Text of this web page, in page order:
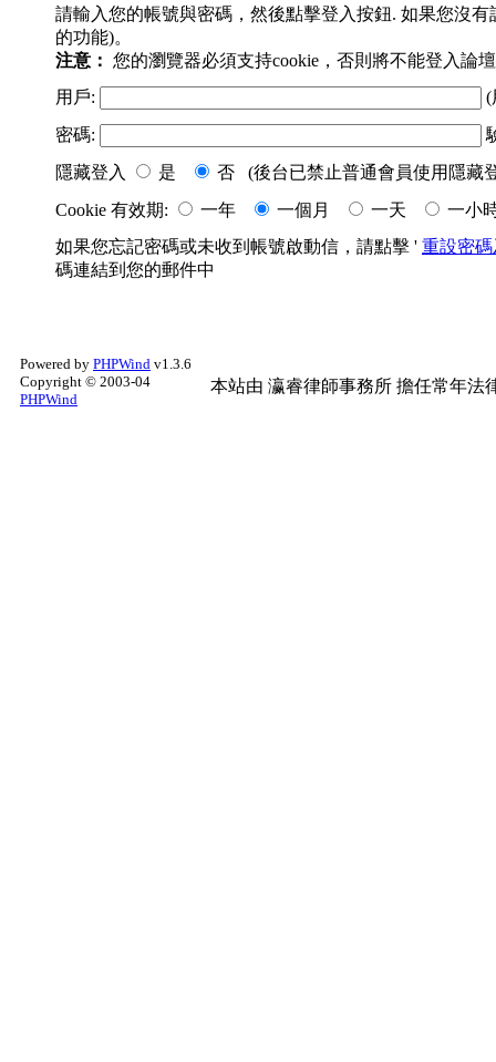
請輸入您的帳號與密碼，然後點擊登入按鈕. 如果您沒
的功能)。
注意： 您的瀏覽器必須支持cookie，否則將不能登入論
用戶:
(
密碼:
隱藏登入
是
否 (後台已禁止普通會員使用隱藏
Cookie 有效期:
一年 一個月 一天
一小
如果您忘記密碼或未收到帳號啟動信，請點擊 ' 重設密
碼連結到您的郵件中
Powered by PHPWind v1.3.6
Copyright © 2003-04
PHPWind
本站由 瀛睿律師事務所 擔任常年法